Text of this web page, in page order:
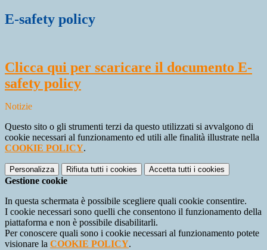
E-safety policy
Clicca qui per scaricare il documento E-
safety policy
Notizie
Questo sito o gli strumenti terzi da questo utilizzati si avvalgono di
cookie necessari al funzionamento ed utili alle finalità illustrate nella
COOKIE POLICY.
Personalizza Rifiuta tutti i cookies Accetta tutti i cookies
Gestione cookie
In questa schermata è possibile scegliere quali cookie consentire.
I cookie necessari sono quelli che consentono il funzionamento della
piattaforma e non è possibile disabilitarli.
Per conoscere quali sono i cookie necessari al funzionamento potete
visionare la COOKIE POLICY.